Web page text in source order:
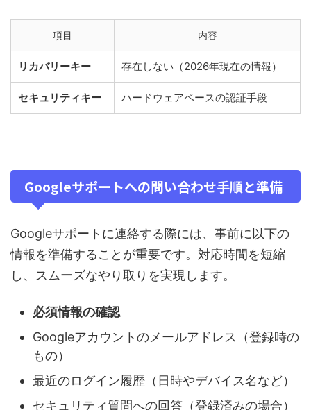
項目 内容
リカバリーキー 存在しない（2026年現在の情報）
セキュリティキー ハードウェアベースの認証手段
Googleサポートへの問い合わせ手順と準備
Googleサポートに連絡する際には、事前に以下の
情報を準備することが重要です。対応時間を短縮
し、スムーズなやり取りを実現します。
必須情報の確認
Googleアカウントのメールアドレス（登録時の
もの）
最近のログイン履歴（日時やデバイス名など）
セキュリティ質問への回答（登録済みの場合）